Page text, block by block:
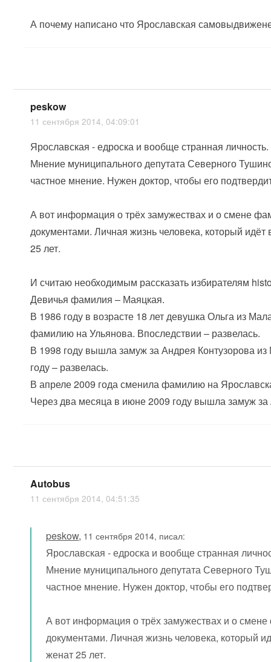
А почему написано что Ярославская
peskow
11 сентября 2014, 04:09:01
Ярославская - едроска и вообще странная личность.
Мнение муниципального депутата Северного
частное мнение. Нужен доктор, чтобы его
А вот информация о трёх замужествах и о смене
документами. Личная жизнь человека, который
25 лет.
И считаю необходимым рассказать избирателям
Девичья фамилия – Маяцкая.
В 1986 году в возрасте 18 лет девушка Ольга из
фамилию на Ульянова. Впоследствии – развелась.
В 1998 году вышла замуж за Андрея Контузорова
году – развелась.
В апреле 2009 года сменила фамилию на
Через два месяца в июне 2009 году вышла замуж
Autobus
11 сентября 2014, 04:51:35
peskow, 11 сентября 2014, писал:
Ярославская - едроска и вообще странная
Мнение муниципального депутата Северного
частное мнение. Нужен доктор, чтобы его
А вот информация о трёх замужествах и о
документами. Личная жизнь человека, который
женат 25 лет.